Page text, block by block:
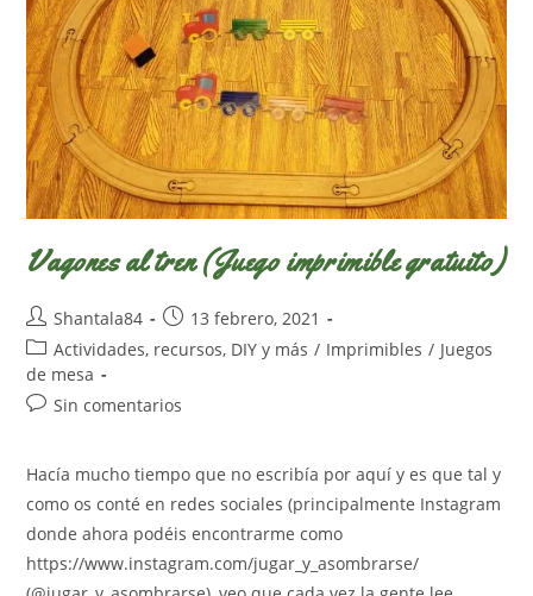
Vagones al tren (Juego imprimible gratuito)
Autor
de
la
entrada:
Shantala84
Publicación
de
13 febrero, 2021
Categoría
de
la
Actividades, recursos, DIY y más / Imprimibles / Juegos
de mesa
Comentarios
entrada:
Sin comentarios
Hacía mucho tiempo que no escribía por aquí y es que tal y
como os conté en redes sociales (principalmente Instagram
donde ahora podéis encontrarme como
https://www.instagram.com/jugar_y_asombrarse/